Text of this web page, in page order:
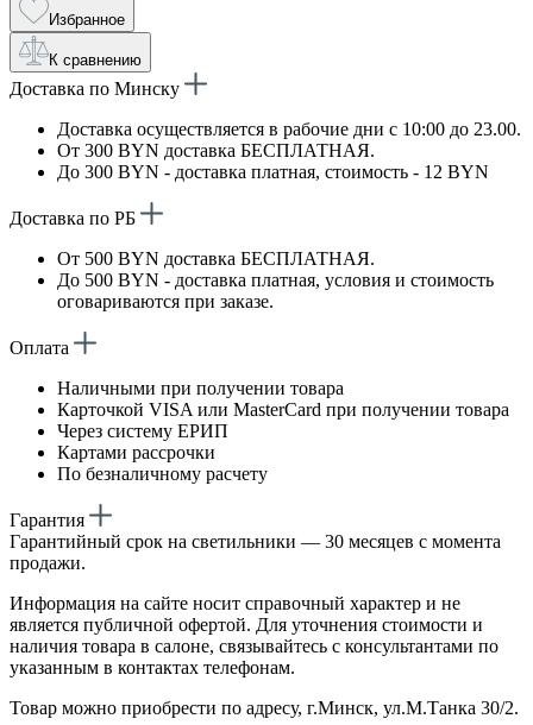
Избранное
К сравнению
Доставка по Минску
Доставка осуществляется в рабочие дни с 10:00 до 23.00.
От 300 BYN доставка БЕСПЛАТНАЯ.
До 300 BYN - доставка платная, стоимость - 12 BYN
Доставка по РБ
От 500 BYN доставка БЕСПЛАТНАЯ.
До 500 BYN - доставка платная, условия и стоимость
оговариваются при заказе.
Оплата
Наличными при получении товара
Карточкой VISA или MasterCard при получении товара
Через систему ЕРИП
Картами рассрочки
По безналичному расчету
Гарантия
Гарантийный срок на светильники — 30 месяцев с момента
продажи.
Информация на сайте носит справочный характер и не
является публичной офертой. Для уточнения стоимости и
наличия товара в салоне, связывайтесь с консультантами по
указанным в контактах телефонам.
Товар можно приобрести по адресу, г.Минск, ул.М.Танка 30/2.